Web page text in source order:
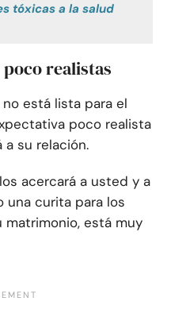
tóxicas a la salud
realistas
está lista para el
poco realista
su relación.
acercará a usted y a
una curita para los
está muy